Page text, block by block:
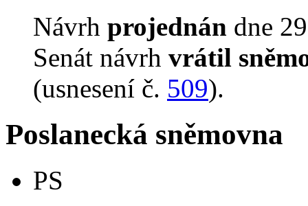
Návrh projednán dne
Senát návrh vrátil
(usnesení č. 509).
Poslanecká sněmovna
PS